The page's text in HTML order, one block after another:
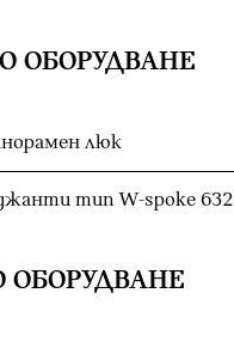
ОБОРУДВАНЕ
люк
тип W-spoke 632